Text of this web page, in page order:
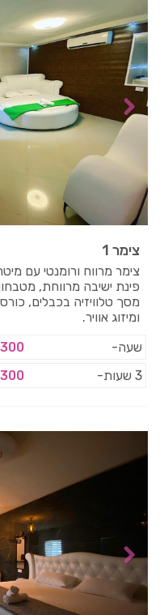
צימר 1
צימר מרווח ורומנטי עם
פינת ישיבה מרווחת,
מסך טלוויזיה בכבלים,
ומיזוג אוויר.
שעה-
3 שעות-